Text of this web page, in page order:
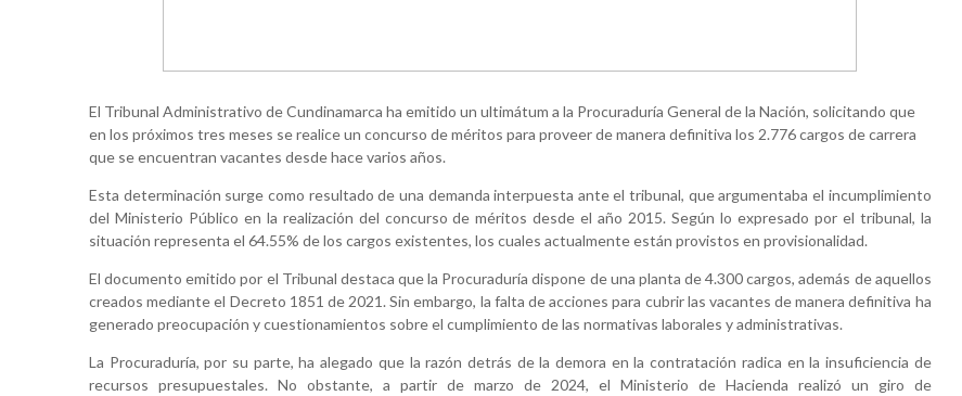
El Tribunal Administrativo de Cundinamarca ha emitido un ultimátum a la Procuraduría General de la Nación, solicitando que
en los próximos tres meses se realice un concurso de méritos para proveer de manera definitiva los 2.776 cargos de carrera
que se encuentran vacantes desde hace varios años.
Esta determinación surge como resultado de una demanda interpuesta ante el tribunal, que argumentaba el incumplimiento
del Ministerio Público en la realización del concurso de méritos desde el año 2015. Según lo expresado por el tribunal, la
situación representa el 64.55% de los cargos existentes, los cuales actualmente están provistos en provisionalidad.
El documento emitido por el Tribunal destaca que la Procuraduría dispone de una planta de 4.300 cargos, además de aquellos
creados mediante el Decreto 1851 de 2021. Sin embargo, la falta de acciones para cubrir las vacantes de manera definitiva ha
generado preocupación y cuestionamientos sobre el cumplimiento de las normativas laborales y administrativas.
La Procuraduría, por su parte, ha alegado que la razón detrás de la demora en la contratación radica en la insuficiencia de
recursos presupuestales. No obstante, a partir de marzo de 2024, el Ministerio de Hacienda realizó un giro de